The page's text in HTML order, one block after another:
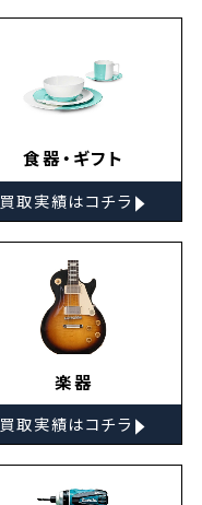
食器・ギフト
買取実績はコチラ ▸
楽器
買取実績はコチラ ▸